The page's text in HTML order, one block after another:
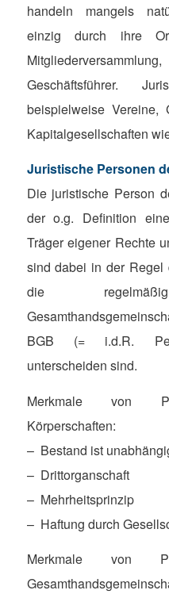
handeln mangels
einzig durch ihre
Geschäftsführer.
beispielweise Vereine,
Kapitalgesellschaften
Juristische Personen
Die juristische Person
der o.g. Definition
Träger eigener Rechte
sind dabei in der Regel
die
BGB (= i.d.R.
unterscheiden sind.
Merkmale von
Körperschaften:
– Bestand ist
– Drittorganschaft
– Mehrheitsprinzip
– Haftung durch
Merkmale von